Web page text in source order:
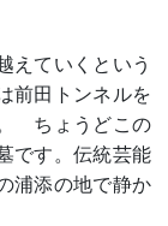
えていくという
前田トンネルを
ちょうどこの
です。伝統芸能
浦添の地で静か